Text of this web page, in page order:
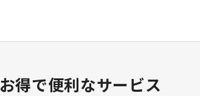
お得で便利なサービス